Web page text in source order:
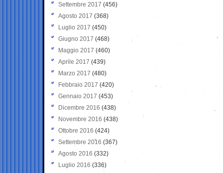
Settembre 2017 (456)
Agosto 2017 (368)
Luglio 2017 (450)
Giugno 2017 (468)
Maggio 2017 (460)
Aprile 2017 (439)
Marzo 2017 (480)
Febbraio 2017 (420)
Gennaio 2017 (453)
Dicembre 2016 (438)
Novembre 2016 (438)
Ottobre 2016 (424)
Settembre 2016 (367)
Agosto 2016 (332)
Luglio 2016 (336)